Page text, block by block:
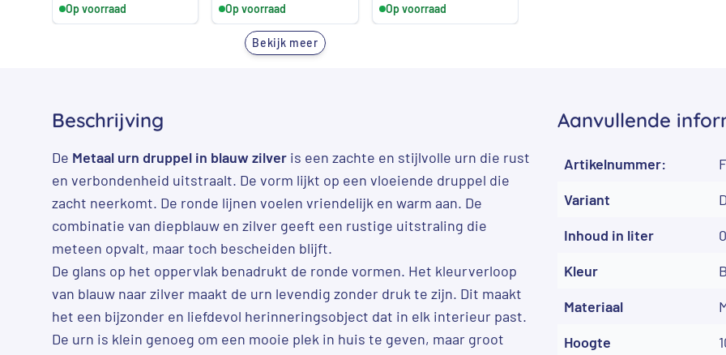
Op voorraad Op voorraad Op voorraad
Bekijk meer
Beschrijving
De Metaal urn druppel in blauw zilver is een zachte en stijlvolle urn die rust
en verbondenheid uitstraalt. De vorm lijkt op een vloeiende druppel die
zacht neerkomt. De ronde lijnen voelen vriendelijk en warm aan. De
combinatie van diepblauw en zilver geeft een rustige uitstraling die
meteen opvalt, maar toch bescheiden blijft.
De glans op het oppervlak benadrukt de ronde vormen. Het kleurverloop
van blauw naar zilver maakt de urn levendig zonder druk te zijn. Dit maakt
het een bijzonder en liefdevol herinneringsobject dat in elk interieur past.
De urn is klein genoeg om een mooie plek in huis te geven, maar groot
Aanvullende
Artikelnummer:
Variant
Inhoud in liter
Kleur
Materiaal
Hoogte